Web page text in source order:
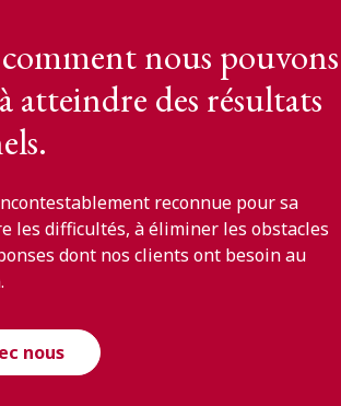
nous pouvons
atteindre des résultats
reconnue pour sa
les difficultés, à éliminer les obstacles
dont nos clients ont besoin au
nous